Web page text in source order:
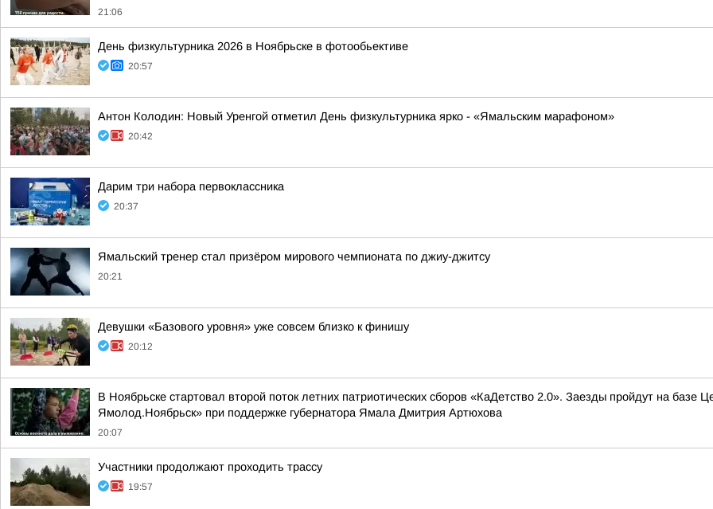
21:06
День физкультурника 2026 в Ноябрьске в фотообьективе
20:57
Антон Колодин: Новый Уренгой отметил День физкультурника ярко - «Ямальским марафоном»
20:42
Дарим три набора первоклассника
20:37
Ямальский тренер стал призёром мирового чемпионата по джиу-джитсу
20:21
Девушки «Базового уровня» уже совсем близко к финишу
20:12
В Ноябрьске стартовал второй поток летних патриотических сборов «КаДетство 2.0». Заезды пройдут на базе
Ямолод.Ноябрьск» при поддержке губернатора Ямала Дмитрия Артюхова
20:07
Участники продолжают проходить трассу
19:57